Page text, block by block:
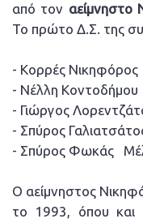
από τον
Το πρώτο Δ.Σ. της
- Κορρές
- Νέλλη
- Γιώργος
- Σπύρος
- Σπύρος Φωκάς
Ο αείμνηστος
το 1993, όπου και